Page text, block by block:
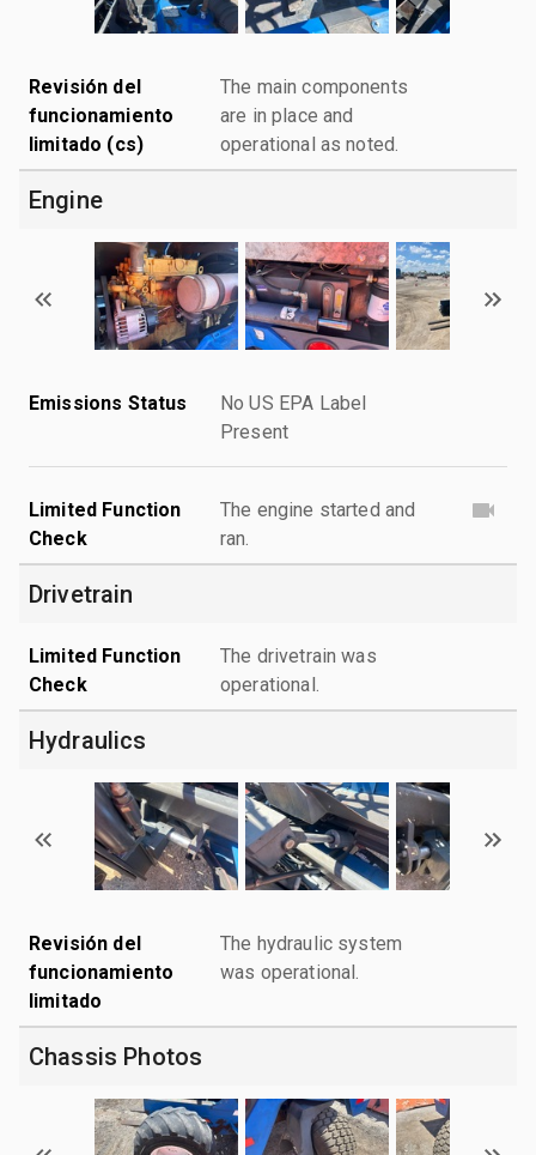
Revisión del
funcionamiento
limitado (cs)
The main components
are in place and
operational as noted.
Engine
Emissions Status
No US EPA Label
Present
Limited Function
Check
The engine started and
ran.
Drivetrain
Limited Function
Check
The drivetrain was
operational.
Hydraulics
Revisión del
funcionamiento
limitado
The hydraulic system
was operational.
Chassis Photos